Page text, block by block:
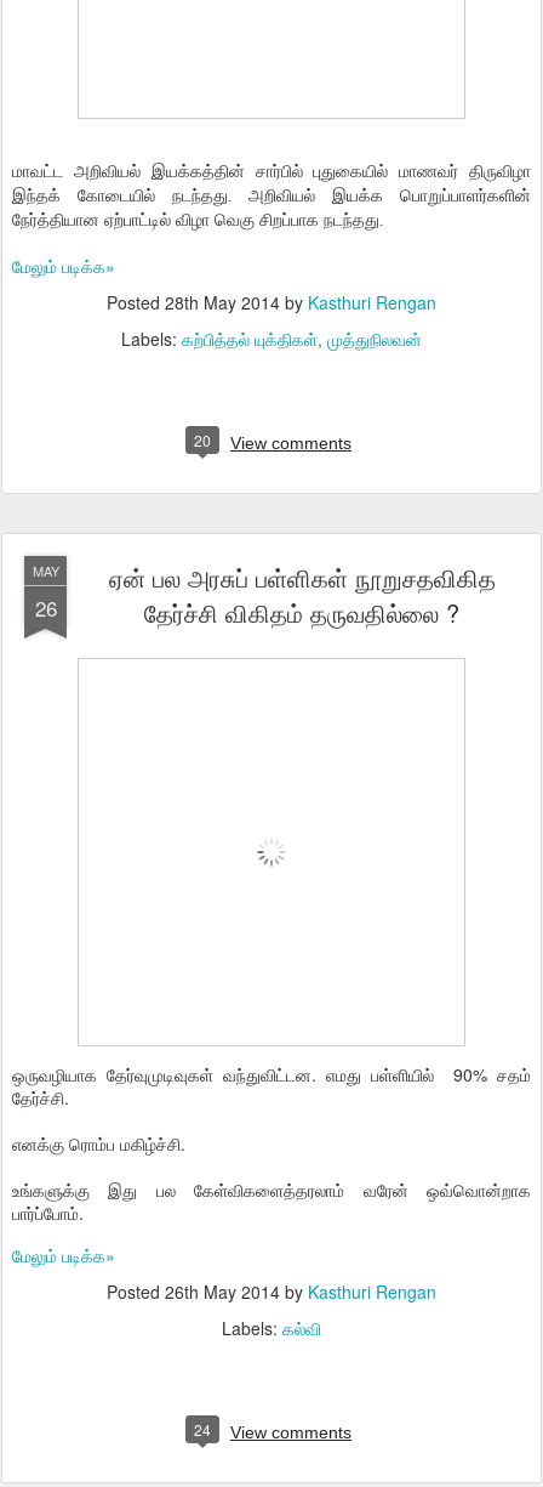
மாவட்ட அறிவியல் இயக்கத்தின் சார்பில் புதுகையில் மாணவர் திருவிழா
இந்தக் கோடையில் நடந்தது. அறிவியல் இயக்க பொறுப்பாளர்களின்
நேர்த்தியான ஏற்பாட்டில் விழா வெகு சிறப்பாக நடந்தது.
மேலும் படிக்க»
Posted 28th May 2014 by Kasthuri Rengan
Labels: கற்பித்தல் யுக்திகள் முத்துநிலவன்
20 View comments
MAY
26
ஏன் பல அரசுப் பள்ளிகள் நூறுசதவிகித
தேர்ச்சி விகிதம் தருவதில்லை ?
ஒருவழியாக தேர்வுமுடிவுகள் வந்துவிட்டன. எமது பள்ளியில் 90% சதம்
தேர்ச்சி.
எனக்கு ரொம்ப மகிழ்ச்சி.
உங்களுக்கு இது பல கேள்விகளைத்தரலாம் வரேன் ஒவ்வொன்றாக
பார்ப்போம்.
மேலும் படிக்க»
Posted 26th May 2014 by Kasthuri Rengan
Labels: கல்வி
24 View comments